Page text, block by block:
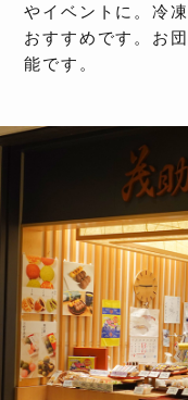
やイベントに。冷
おすすめです。お
能です。